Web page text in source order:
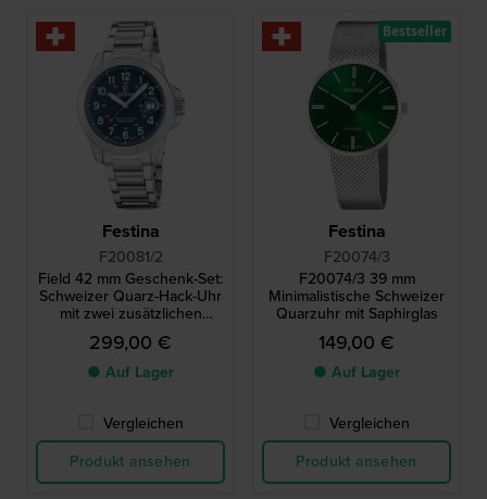
Festina
F20081/2
Field 42 mm Geschenk-Set:
Schweizer Quarz-Hack-Uhr
mit zwei zusätzlichen
Armbändern
299,00 €
● Auf Lager
Vergleichen
Produkt ansehen
Festina
F20074/3
F20074/3 39 mm
Minimalistische Schweizer
Quarzuhr mit Saphirglas
149,00 €
● Auf Lager
Vergleichen
Produkt ansehen
Bestseller